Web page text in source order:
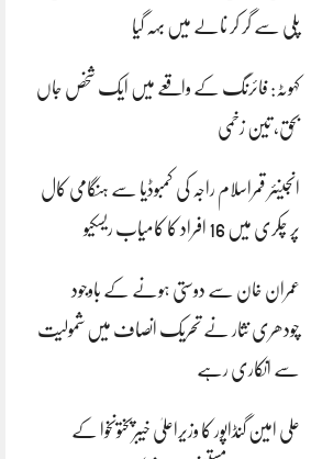
پلی سے گر کر نالے میں بہہ گیا
کہوٹہ: فائرنگ کے واقعے میں ایک شخص جاں
بحق، تین زخمی
انجینئر قمراسلام راجہ کی کمبوڈیا سے ہنگامی کال
پر چکری میں 16 افراد کا کامیاب ریسکیو
عمران خان سے دوستی ہونے کے باوجود
چودھری نثار نے تحریک انصاف میں شمولیت
سے انکاری رہے
علی امین گنڈاپور کا وزیراعلیٰ خیبرپختونخوا کے